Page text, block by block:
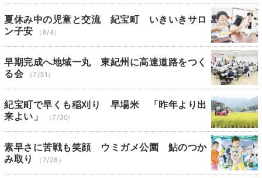
夏休み中の児童と交流 紀宝町 いきいきサロ
ン子安
（8/4）
早期完成へ地域一丸 東紀州に高速道路をつく
る会
（7/31）
紀宝町で早くも稲刈り 早場米 「昨年より出
来よい」
（7/30）
素早さに苦戦も笑顔 ウミガメ公園 鮎のつか
み取り
（7/28）